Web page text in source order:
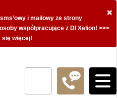
×
i mailowy ze strony
współpracujące z DI Xelion! >>>
się więcej!